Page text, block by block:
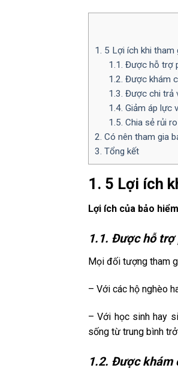
1. 5 Lợi ích khi tham
1.1. Được hỗ trợ
1.2. Được khám
1.3. Được chi trả
1.4. Giảm áp lực
1.5. Chia sẻ rủi
2. Có nên tham gia
3. Tổng kết
1. 5 Lợi ích
Lợi ích của bảo
1.1. Được hỗ trợ
Mọi đối tượng tham
– Với các hộ nghèo
– Với học sinh hay
sống từ trung bình
1.2. Được khám